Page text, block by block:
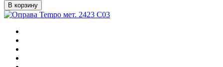
В корзину